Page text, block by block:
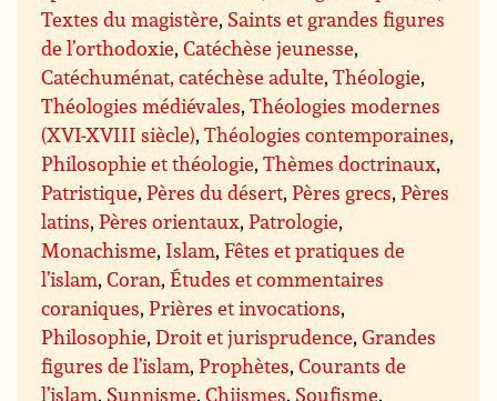
Textes du magistère, Saints et grandes figures
de l’orthodoxie,Catéchèse jeunesse,
Catéchuménat, catéchèse adulte,Théologie,
Théologies médiévales,Théologies modernes
(XVI-XVIII siècle),Théologies contemporaines,
Philosophie et théologie,Thèmes doctrinaux,
Patristique,Pères du désert,Pères grecs,Pères
latins,Pères orientaux,Patrologie,
Monachisme, Islam,Fêtes et pratiques de
l’islam,Coran,Études et commentaires
coraniques,Prières et invocations,
Philosophie,Droit et jurisprudence,Grandes
figures de l’islam,Prophètes,Courants de
l’islam, Sunnisme,Chiismes, Soufisme,